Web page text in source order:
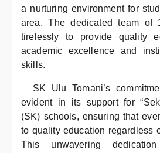
a nurturing environment for
area. The dedicated team of
tirelessly to provide quality
academic excellence and
skills.
SK Ulu Tomani’s
evident in its support for
(SK) schools, ensuring that
to quality education regardless
This unwavering